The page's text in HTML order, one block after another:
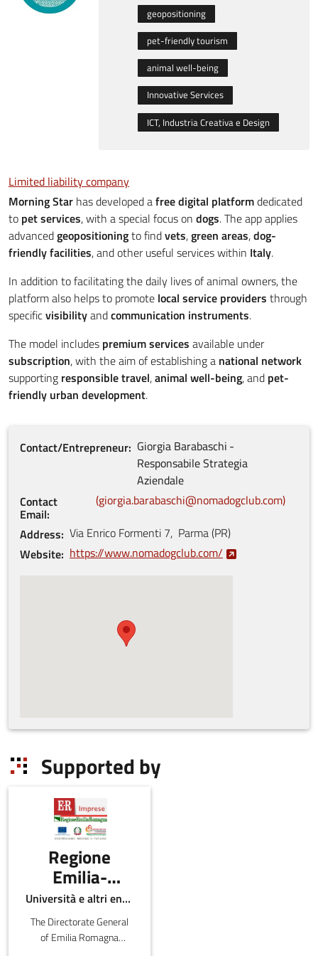
geopositioning
pet-friendly tourism
animal well-being
Innovative Services
ICT, Industria Creativa e Design
Limited liability company
Morning Star has developed afree digital platformdedicated
to pet services, with a special focus on dogs. The app applies
advancedgeopositioningto findvets,green areas,dog-
friendly facilities, and other useful services within Italy.
In addition to facilitating the daily lives of animal owners, the
platform also helps to promote local service providers through
specificvisibilityandcommunication instruments.
The model includes premium services available under
subscription, with the aim of establishing a national network
supporting responsible travel,animal well-being, and pet-
friendly urban development.
Contact/Entrepreneur Giorgia Barabaschi
Responsabile Strategia
Aziendale
Contact
Email
giorgia.barabaschi@nomadogclub.com
Address Via Enrico Formenti 7, Parma(PR)
Website https://www.nomadogclub.com/
Supported by
Regione
Emilia-
Romagna -
Direzione
Generale
Università e altri enti pubblici
The Directorate General
of Emilia Romagna